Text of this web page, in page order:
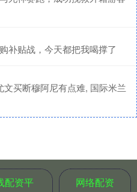
补贴战，今天都把我喝撑了
买断穆阿尼有点难, 国际米兰
配资平
网络配资